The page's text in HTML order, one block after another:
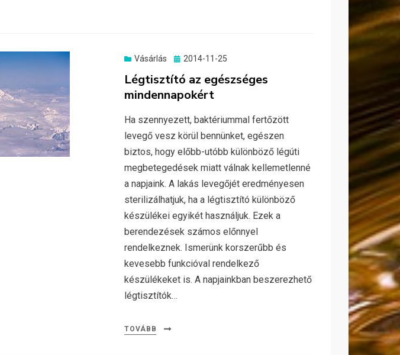
Vásárlás
Posted
on
2014-11-25
Légtisztító az egészséges
mindennapokért
Ha szennyezett, baktériummal fertőzött
levegő vesz körül bennünket, egészen
biztos, hogy előbb-utóbb különböző légúti
megbetegedések miatt válnak kellemetlenné
a napjaink. A lakás levegőjét eredményesen
sterilizálhatjuk, ha a légtisztító különböző
készülékei egyikét használjuk. Ezek a
berendezések számos előnnyel
rendelkeznek. Ismerünk korszerűbb és
kevesebb funkcióval rendelkező
készülékeket is. A napjainkban beszerezhető
légtisztítók…
TOVÁBB